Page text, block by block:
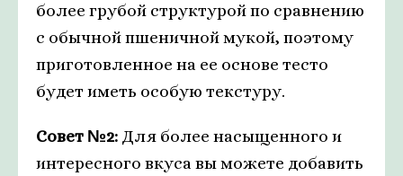
более грубой структурой по сравнению
с обычной пшеничной мукой, поэтому
приготовленное на ее основе тесто
будет иметь особую текстуру.
Совет №2: Для более насыщенного и
интересного вкуса вы можете добавить